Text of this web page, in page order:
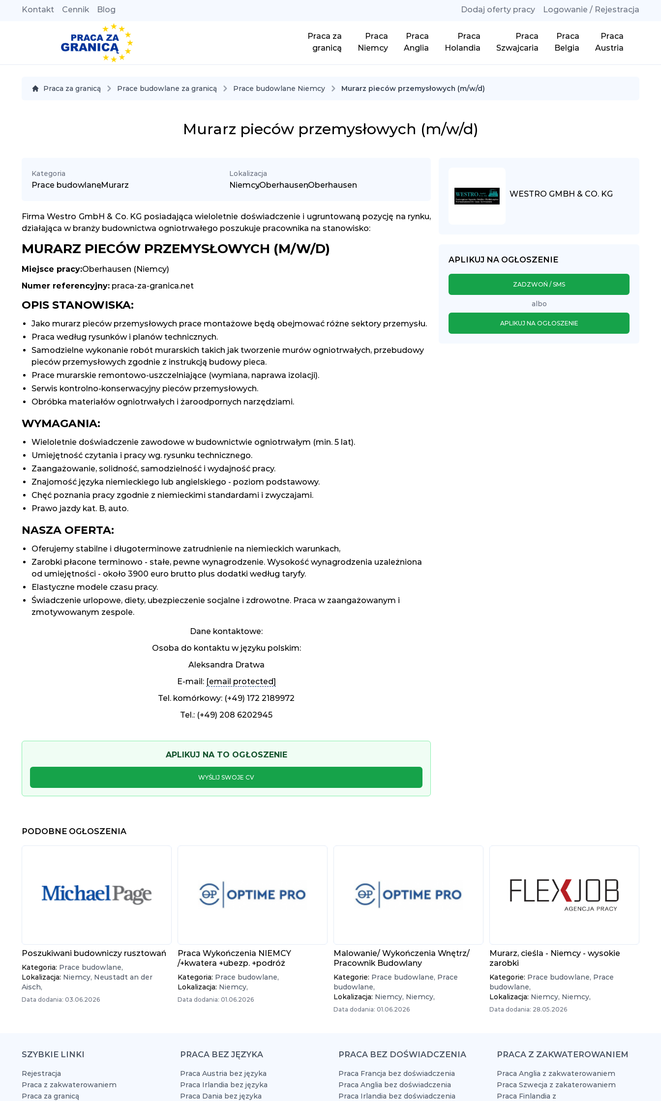
Kontakt Cennik Blog Dodaj oferty pracy Logowanie / Rejestracja
Praca za
granicą
Praca
Niemcy
Praca
Anglia
Praca
Holandia
Praca
Szwajcaria
Praca
Belgia
Praca
Austria
Praca za granicą Prace budowlane za granicą Prace budowlane Niemcy Murarz pieców przemysłowych (m/w/d)
Murarz pieców przemysłowych (m/w/d)
Kategoria
Prace budowlane,Murarz
Lokalizacja
Niemcy
,Oberhausen,Oberhausen
Firma Westro GmbH & Co. KG posiadająca wieloletnie doświadczenie i ugruntowaną pozycję na rynku,
działająca w branży budownictwa ogniotrwałego poszukuje pracownika na stanowisko:
MURARZ PIECÓW PRZEMYSŁOWYCH (M/W/D)
Miejsce pracy:Oberhausen (Niemcy)
Numer referencyjny: praca-za-granica.net
OPIS STANOWISKA:
Jako murarz pieców przemysłowych prace montażowe będą obejmować różne sektory przemysłu.
Praca według rysunków i planów technicznych.
Samodzielne wykonanie robót murarskich takich jak tworzenie murów ogniotrwałych, przebudowy
pieców przemysłowych zgodnie z instrukcją budowy pieca.
Prace murarskie remontowo-uszczelniające (wymiana, naprawa izolacji).
Serwis kontrolno-konserwacyjny pieców przemysłowych.
Obróbka materiałów ogniotrwałych i żaroodpornych narzędziami.
WYMAGANIA:
Wieloletnie doświadczenie zawodowe w budownictwie ogniotrwałym (min. 5 lat).
Umiejętność czytania i pracy wg. rysunku technicznego.
Zaangażowanie, solidność, samodzielność i wydajność pracy.
Znajomość języka niemieckiego lub angielskiego - poziom podstawowy.
Chęć poznania pracy zgodnie z niemieckimi standardami i zwyczajami.
Prawo jazdy kat. B, auto.
NASZA OFERTA:
Oferujemy stabilne i długoterminowe zatrudnienie na niemieckich warunkach,
Zarobki płacone terminowo - stałe, pewne wynagrodzenie. Wysokość wynagrodzenia uzależniona
od umiejętności - około 3900 euro brutto plus dodatki według taryfy.
Elastyczne modele czasu pracy.
Świadczenie urlopowe, diety, ubezpieczenie socjalne i zdrowotne. Praca w zaangażowanym i
zmotywowanym zespole.
Dane kontaktowe:
Osoba do kontaktu w języku polskim:
Aleksandra Dratwa
E-mail: [email protected]
Tel. komórkowy: (+49) 172 2189972
Tel.: (+49) 208 6202945
APLIKUJ NA TO OGŁOSZENIE
WYŚLIJ SWOJE CV
WESTRO GMBH & CO. KG
APLIKUJ NA OGŁOSZENIE
ZADZWOŃ / SMS
albo
APLIKUJ NA OGŁOSZENIE
PODOBNE OGŁOSZENIA
Poszukiwani budowniczy rusztowań
Kategoria: Prace budowlane,
Lokalizacja: Niemcy, Neustadt an der
Aisch,
Data dodania: 03.06.2026
Praca Wykończenia NIEMCY
/+kwatera +ubezp. +podróż
Kategoria: Prace budowlane,
Lokalizacja: Niemcy,
Data dodania: 01.06.2026
Malowanie/ Wykończenia Wnętrz/
Pracownik Budowlany
Kategorie: Prace budowlane, Prace
budowlane,
Lokalizacja: Niemcy, Niemcy,
Data dodania: 01.06.2026
Murarz, cieśla - Niemcy - wysokie
zarobki
Kategorie: Prace budowlane, Prace
budowlane,
Lokalizacja: Niemcy, Niemcy,
Data dodania: 28.05.2026
SZYBKIE LINKI
Rejestracja
Praca z zakwaterowaniem
Praca za granicą
PRACA BEZ JĘZYKA
Praca Austria bez języka
Praca Irlandia bez języka
Praca Dania bez języka
PRACA BEZ DOŚWIADCZENIA
Praca Francja bez doświadczenia
Praca Anglia bez doświadczenia
Praca Irlandia bez doświadczenia
PRACA Z ZAKWATEROWANIEM
Praca Anglia z zakwaterowaniem
Praca Szwecja z zakaterowaniem
Praca Finlandia z